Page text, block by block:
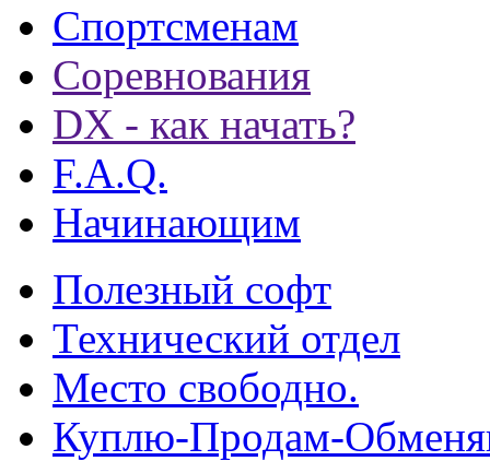
Спортсменам
Соревнования
DX - как начать?
F.A.Q.
Начинающим
Полезный софт
Технический отдел
Место свободно.
Куплю-Продам-